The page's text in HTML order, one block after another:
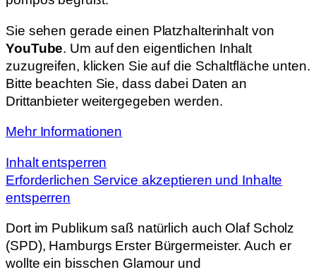
Sie sehen gerade einen Platzhalterinhalt von
YouTube. Um auf den eigentlichen Inhalt
zuzugreifen, klicken Sie auf die Schaltfläche unten.
Bitte beachten Sie, dass dabei Daten an
Drittanbieter weitergegeben werden.
Mehr Informationen
Inhalt entsperren
Erforderlichen Service akzeptieren und Inhalte
entsperren
Dort im Publikum saß natürlich auch Olaf Scholz
(SPD), Hamburgs Erster Bürgermeister. Auch er
wollte ein bisschen Glamour und